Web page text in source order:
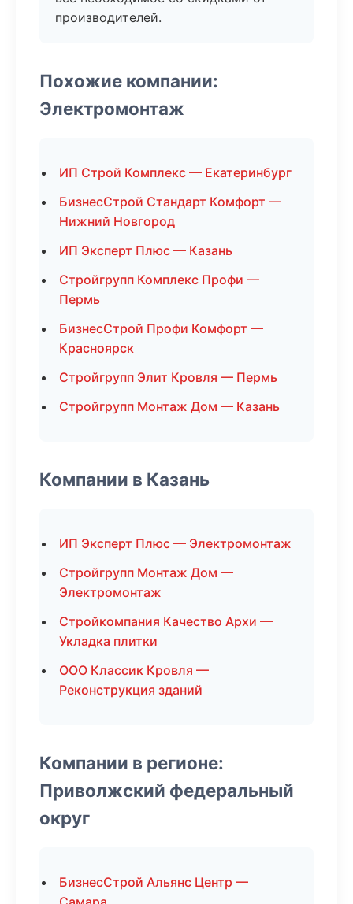
производителей.
Похожие компании:
Электромонтаж
ИП Строй Комплекс — Екатеринбург
БизнесСтрой Стандарт Комфорт —
Нижний Новгород
ИП Эксперт Плюс — Казань
Стройгрупп Комплекс Профи —
Пермь
БизнесСтрой Профи Комфорт —
Красноярск
Стройгрупп Элит Кровля — Пермь
Стройгрупп Монтаж Дом — Казань
Компании в Казань
ИП Эксперт Плюс — Электромонтаж
Стройгрупп Монтаж Дом —
Электромонтаж
Стройкомпания Качество Архи —
Укладка плитки
ООО Классик Кровля —
Реконструкция зданий
Компании в регионе:
Приволжский федеральный
округ
БизнесСтрой Альянс Центр —